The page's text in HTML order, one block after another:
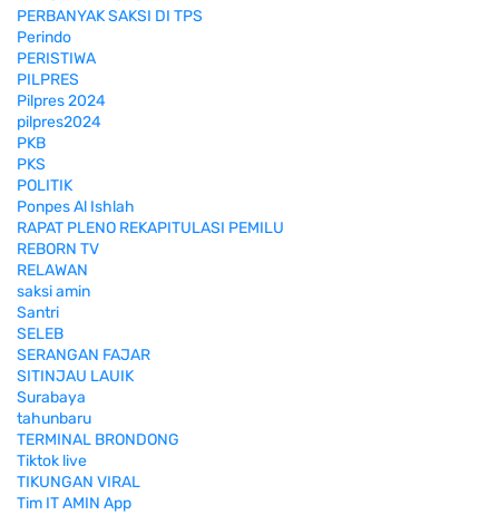
PERBANYAK SAKSI DI TPS
Perindo
PERISTIWA
PILPRES
Pilpres 2024
pilpres2024
PKB
PKS
POLITIK
Ponpes Al Ishlah
RAPAT PLENO REKAPITULASI PEMILU
REBORN TV
RELAWAN
saksi amin
Santri
SELEB
SERANGAN FAJAR
SITINJAU LAUIK
Surabaya
tahunbaru
TERMINAL BRONDONG
Tiktok live
TIKUNGAN VIRAL
Tim IT AMIN App